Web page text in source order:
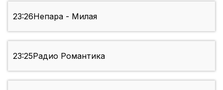
23:26Непара - Милая
23:25Радио Романтика